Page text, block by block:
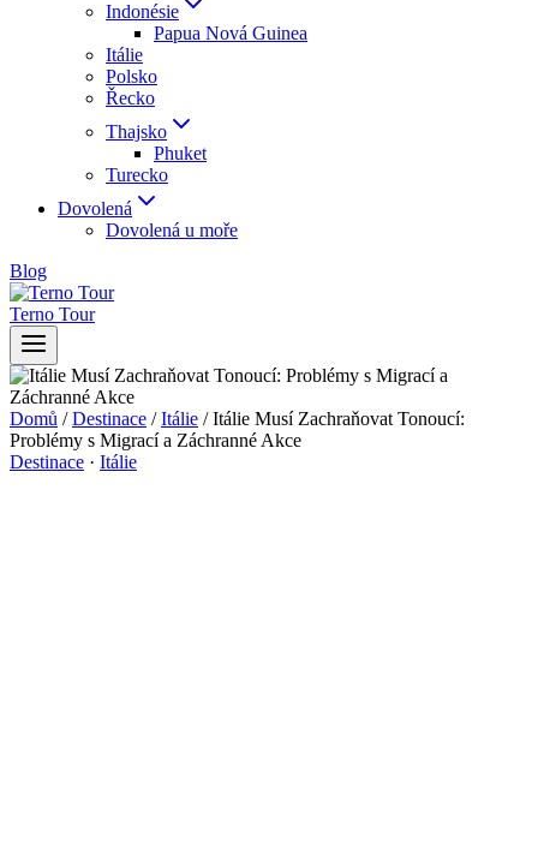
Indonésie
Papua Nová Guinea
Itálie
Polsko
Řecko
Thajsko
Phuket
Turecko
Dovolená
Dovolená u moře
Blog
Terno Tour
Domů / Destinace / Itálie / Itálie Musí Zachraňovat Tonoucí:
Problémy s Migrací a Záchranné Akce
Destinace · Itálie